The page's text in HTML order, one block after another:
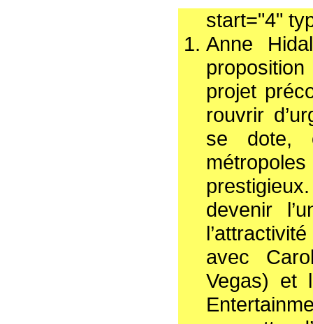
start="4"
Anne
projet
rouvrir
se dote,
devenir
avec
Vegas) et